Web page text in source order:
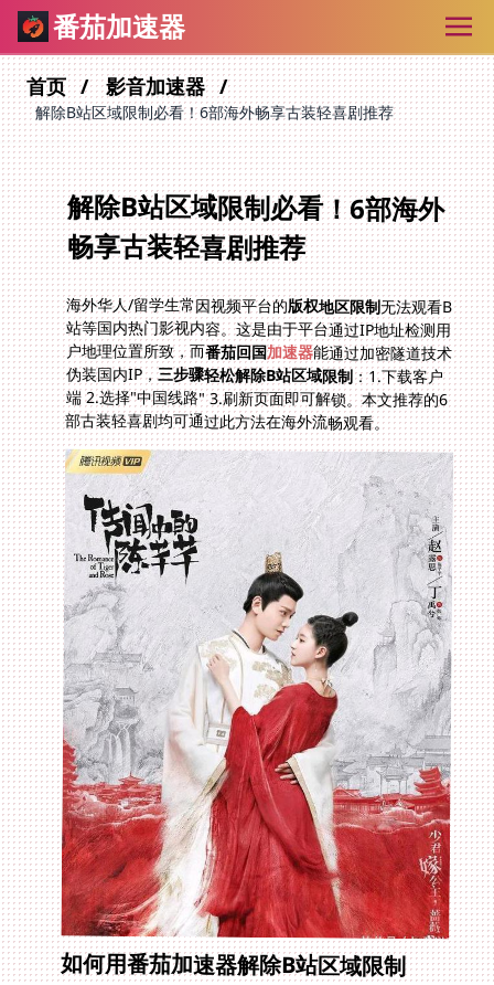
番茄加速器
首页 影音加速器
解除B站区域限制必看！6部海外畅享古装轻喜剧推荐
解除B站区域限制必看！6部海外
畅享古装轻喜剧推荐
海外华人/留学生常因视频平台的版权地区限制无法观看B
站等国内热门影视内容。这是由于平台通过IP地址检测用
户地理位置所致，而番茄回国加速器能通过加密隧道技术
伪装国内IP，三步骤轻松解除B站区域限制：1.下载客户
端 2.选择"中国线路" 3.刷新页面即可解锁。本文推荐的6
部古装轻喜剧均可通过此方法在海外流畅观看。
如何用番茄加速器解除B站区域限制